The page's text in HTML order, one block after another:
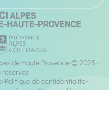
de Haute Provence © 2025 -
réservés
Politique de confidentialité
conforme Mentions légales